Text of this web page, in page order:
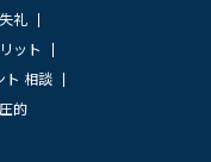
礼
ット
ト 相談
的